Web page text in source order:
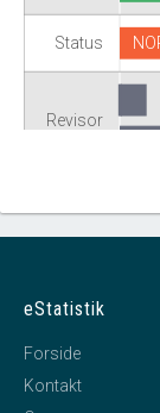
Status
Revisor
eStatistik
Forside
Kontakt